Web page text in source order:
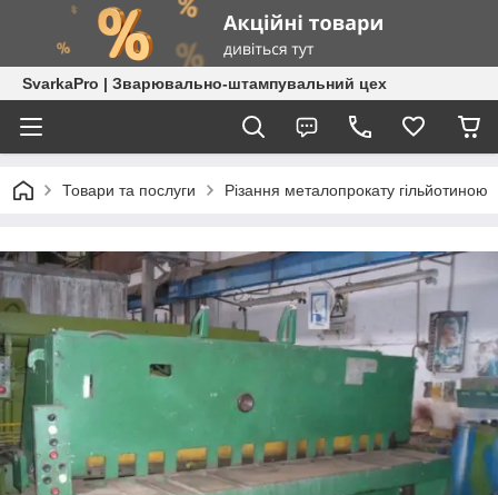
SvarkaPro | Зварювально-штампувальний цех
Товари та послуги Різання металопрокату гільйотиною